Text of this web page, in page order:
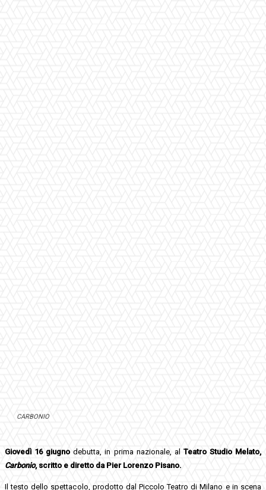
CARBONIO
Giovedì 16 giugno debutta, in prima nazionale, al Teatro Studio Melato,
Carbonio, scritto e diretto da Pier Lorenzo Pisano.
Il testo dello spettacolo, prodotto dal Piccolo Teatro di Milano e in scena